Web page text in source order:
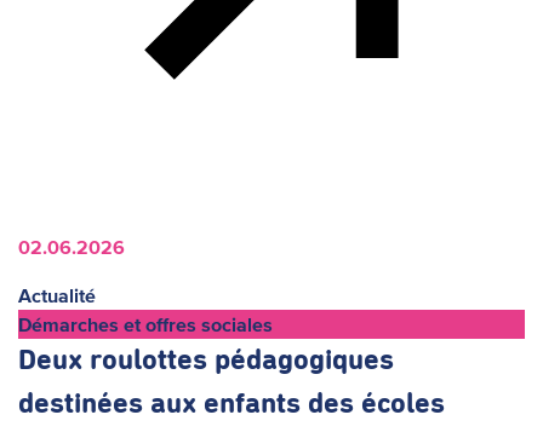
02.06.2026
Actualité
Démarches et offres sociales
Deux roulottes pédagogiques
destinées aux enfants des écoles